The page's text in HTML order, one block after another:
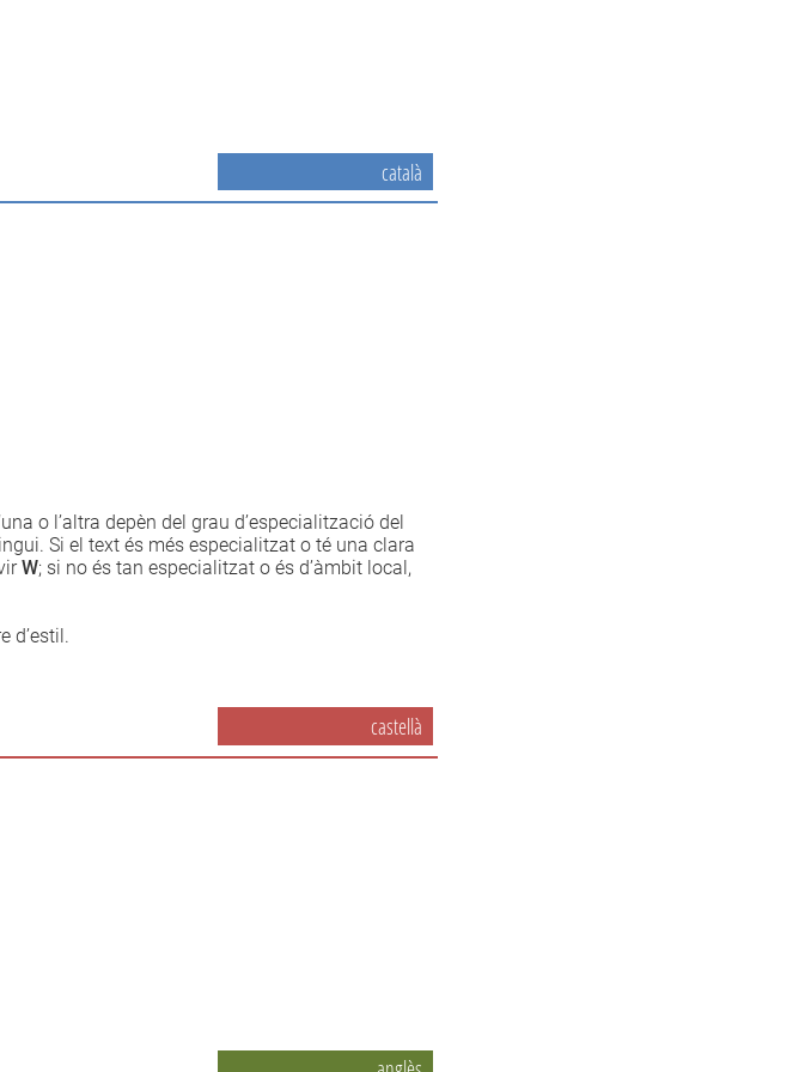
català
o l’altra depèn del grau d’especialització del
Si el text és més especialitzat o té una clara
W; si no és tan especialitzat o és d’àmbit local,
d’estil.
castellà